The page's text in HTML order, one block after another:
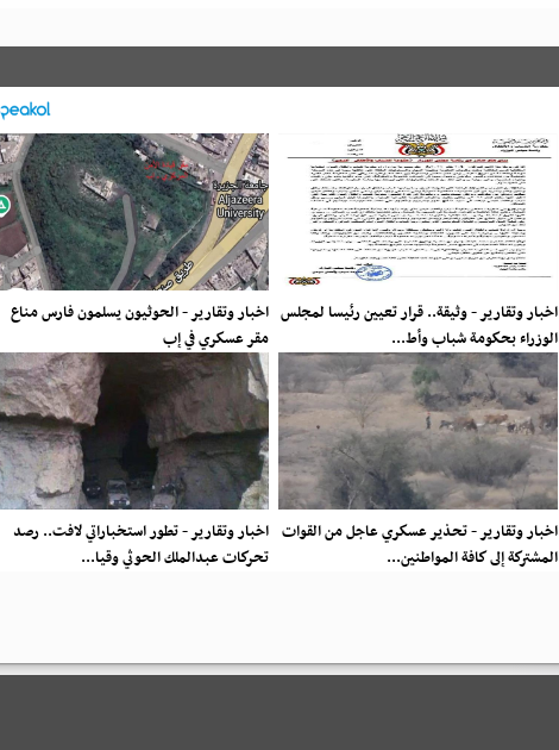
اخبار وتقارير - وثيقة.. قرار تعيين رئيسا لمجلس
الوزراء بحكومة شباب وأط...
اخبار وتقارير - الحوثيون يسلمون فارس مناع
مقر عسكري في إب
اخبار وتقارير - تحذير عسكري عاجل من القوات
المشتركة إلى كافة المواطنين...
اخبار وتقارير - تطور استخباراتي لافت.. رصد
تحركات عبدالملك الحوثي وقيا...